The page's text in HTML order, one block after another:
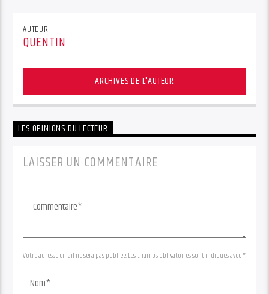
AUTEUR
QUENTIN
ARCHIVES DE L'AUTEUR
LES OPINIONS DU LECTEUR
LAISSER UN COMMENTAIRE
Votre adresse email ne sera pas publiée. Les champs obligatoires sont indiqués avec *